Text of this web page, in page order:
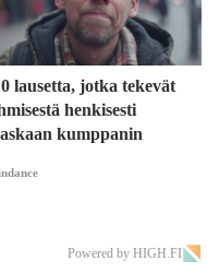
lausetta, jotka tekevät
henkisesti
kumppanin
Powered by HIGH.FI